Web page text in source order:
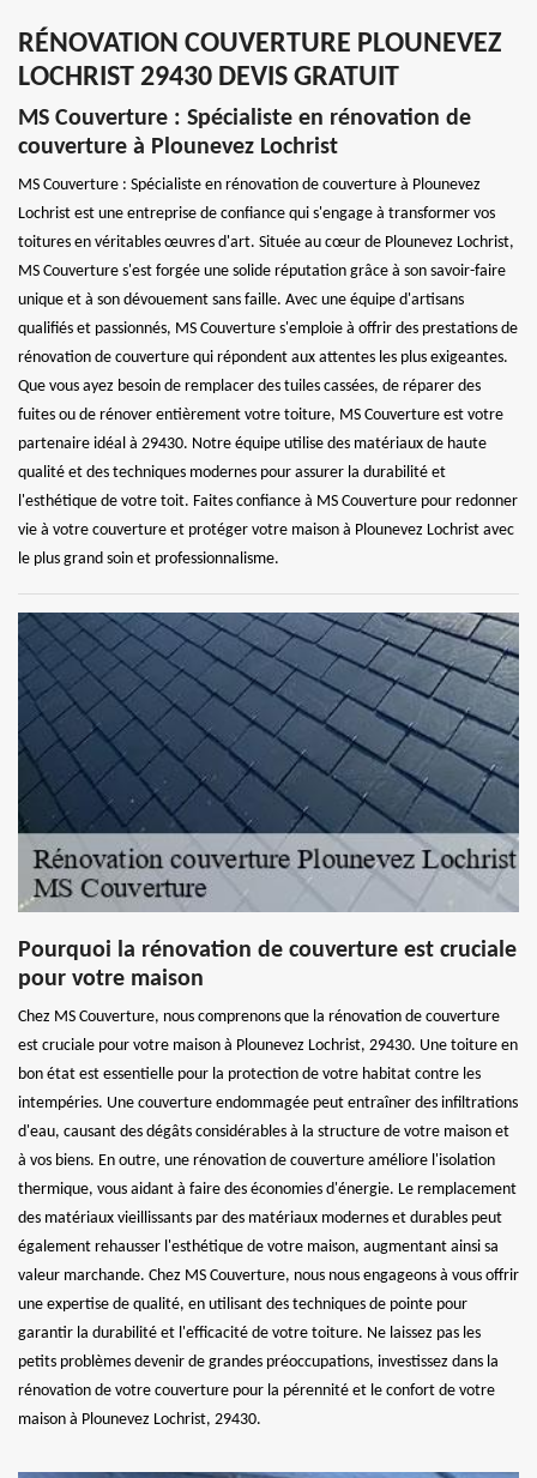
RÉNOVATION COUVERTURE PLOUNEVEZ
LOCHRIST 29430 DEVIS GRATUIT
MS Couverture : Spécialiste en rénovation de
couverture à Plounevez Lochrist
MS Couverture : Spécialiste en rénovation de couverture à Plounevez
Lochrist est une entreprise de confiance qui s'engage à transformer vos
toitures en véritables œuvres d'art. Située au cœur de Plounevez Lochrist,
MS Couverture s'est forgée une solide réputation grâce à son savoir-faire
unique et à son dévouement sans faille. Avec une équipe d'artisans
qualifiés et passionnés, MS Couverture s'emploie à offrir des prestations de
rénovation de couverture qui répondent aux attentes les plus exigeantes.
Que vous ayez besoin de remplacer des tuiles cassées, de réparer des
fuites ou de rénover entièrement votre toiture, MS Couverture est votre
partenaire idéal à 29430. Notre équipe utilise des matériaux de haute
qualité et des techniques modernes pour assurer la durabilité et
l'esthétique de votre toit. Faites confiance à MS Couverture pour redonner
vie à votre couverture et protéger votre maison à Plounevez Lochrist avec
le plus grand soin et professionnalisme.
Pourquoi la rénovation de couverture est cruciale
pour votre maison
Chez MS Couverture, nous comprenons que la rénovation de couverture
est cruciale pour votre maison à Plounevez Lochrist, 29430. Une toiture en
bon état est essentielle pour la protection de votre habitat contre les
intempéries. Une couverture endommagée peut entraîner des infiltrations
d'eau, causant des dégâts considérables à la structure de votre maison et
à vos biens. En outre, une rénovation de couverture améliore l'isolation
thermique, vous aidant à faire des économies d'énergie. Le remplacement
des matériaux vieillissants par des matériaux modernes et durables peut
également rehausser l'esthétique de votre maison, augmentant ainsi sa
valeur marchande. Chez MS Couverture, nous nous engageons à vous offrir
une expertise de qualité, en utilisant des techniques de pointe pour
garantir la durabilité et l'efficacité de votre toiture. Ne laissez pas les
petits problèmes devenir de grandes préoccupations, investissez dans la
rénovation de votre couverture pour la pérennité et le confort de votre
maison à Plounevez Lochrist, 29430.